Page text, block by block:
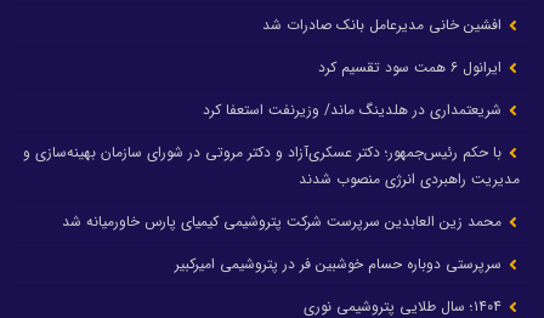
افشین خانی مدیرعامل بانک صادرات شد
ایرانول ۶ همت سود تقسیم کرد
شریعتمداری در هلدینگ ماند/ وزیرنفت استعفا کرد
با حکم رئیس‌جمهور؛ دکتر عسکری‌آزاد و دکتر مروتی در شورای سازمان بهینه‌سازی و
مدیریت راهبردی انرژی منصوب شدند
محمد زین العابدین سرپرست شرکت پتروشیمی کیمیای پارس خاورمیانه شد
سرپرستی دوباره حسام خوشبین فر در پتروشیمی امیرکبیر